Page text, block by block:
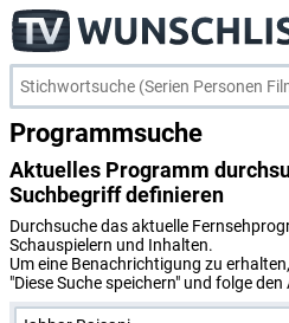
Programmsuche
Aktuelles Programm
Suchbegriff definieren
Durchsuche das aktuelle
Schauspielern und Inhalten.
Um eine Benachrichtigung zu
"Diese Suche speichern" und folge